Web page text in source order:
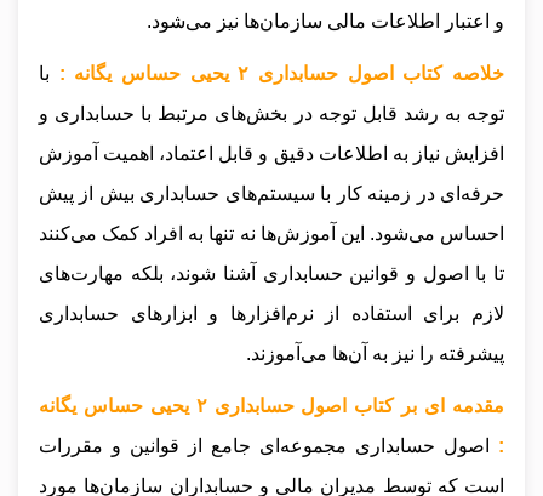
و اعتبار اطلاعات مالی سازمان‌ها نیز می‌شود.
خلاصه کتاب اصول حسابداری ۲ یحیی حساس یگانه :
با
توجه به رشد قابل توجه در بخش‌های مرتبط با حسابداری و
افزایش نیاز به اطلاعات دقیق و قابل اعتماد، اهمیت آموزش
حرفه‌ای در زمینه کار با سیستم‌های حسابداری بیش از پیش
احساس می‌شود. این آموزش‌ها نه تنها به افراد کمک می‌کنند
تا با اصول و قوانین حسابداری آشنا شوند، بلکه مهارت‌های
لازم برای استفاده از نرم‌افزارها و ابزارهای حسابداری
پیشرفته را نیز به آن‌ها می‌آموزند.
مقدمه ای بر کتاب اصول حسابداری ۲ یحیی حساس یگانه
: اصول حسابداری مجموعه‌ای جامع از قوانین و مقررات
است که توسط مدیران مالی و حسابداران سازمان‌ها مورد